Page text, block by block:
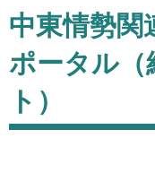
。
て
文
文
中東情勢関
ポータル（
ト）